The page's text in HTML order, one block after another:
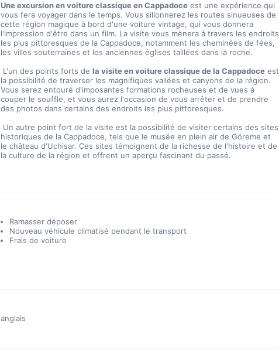
Une excursion en voiture classique en Cappadoce est une expérience qui
vous fera voyager dans le temps. Vous sillonnerez les routes sinueuses de
cette région magique à bord d'une voiture vintage, qui vous donnera
l'impression d'être dans un film. La visite vous mènera à travers les endroits
les plus pittoresques de la Cappadoce, notamment les cheminées de fées,
les villes souterraines et les anciennes églises taillées dans la roche.
L'un des points forts de la visite en voiture classique de la Cappadoce est
la possibilité de traverser les magnifiques vallées et canyons de la région.
Vous serez entouré d'imposantes formations rocheuses et de vues à
couper le souffle, et vous aurez l'occasion de vous arrêter et de prendre
des photos dans certains des endroits les plus pittoresques.
historiques de la Cappadoce, tels que le musée en plein air de Göreme et
le château d'Uchisar. Ces sites témoignent de la richesse de l'histoire et de
la culture de la région et offrent un aperçu fascinant du passé.
Ramasser déposer
Nouveau véhicule climatisé pendant le transport
Frais de voiture
anglais